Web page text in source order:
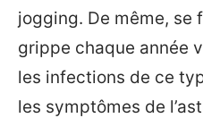
jogging. De même, se
grippe chaque année
les infections de ce
les symptômes de